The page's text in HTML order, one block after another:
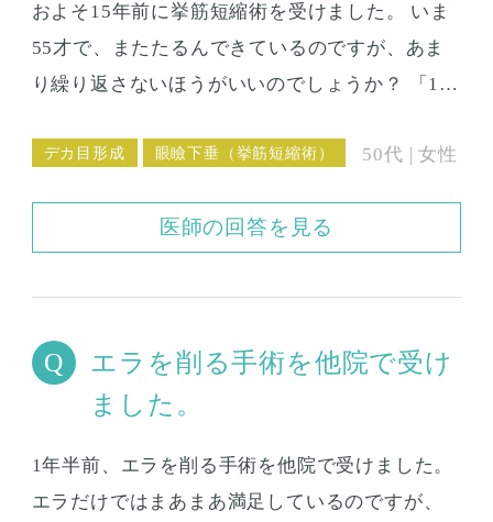
およそ15年前に挙筋短縮術を受けました。 いま
55才で、またたるんできているのですが、あま
り繰り返さないほうがいいのでしょうか？ 「15
し待った方がいいのか」迷っています。
デカ目形成 眼瞼下垂（挙筋短縮術） 50代 | 女性
医師の回答を見る
エラを削る手術を他院で受け
ました。
1年半前、エラを削る手術を他院で受けました。
エラだけではまあまあ満足しているのですが、